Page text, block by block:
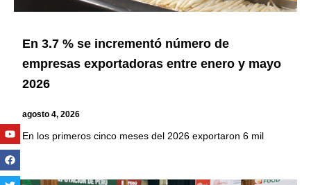
En 3.7 % se incrementó número de
empresas exportadoras entre enero y mayo
2026
agosto 4, 2026
En los primeros cinco meses del 2026 exportaron 6 mil
Youtube
Facebook
Twitter
Linkedin
Instagram